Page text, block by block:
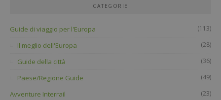
CATEGORIE
Guide di viaggio per l'Europa (113)
Il meglio dell'Europa (28)
Guide della città (36)
Paese/Regione Guide (49)
Avventure Interrail (23)